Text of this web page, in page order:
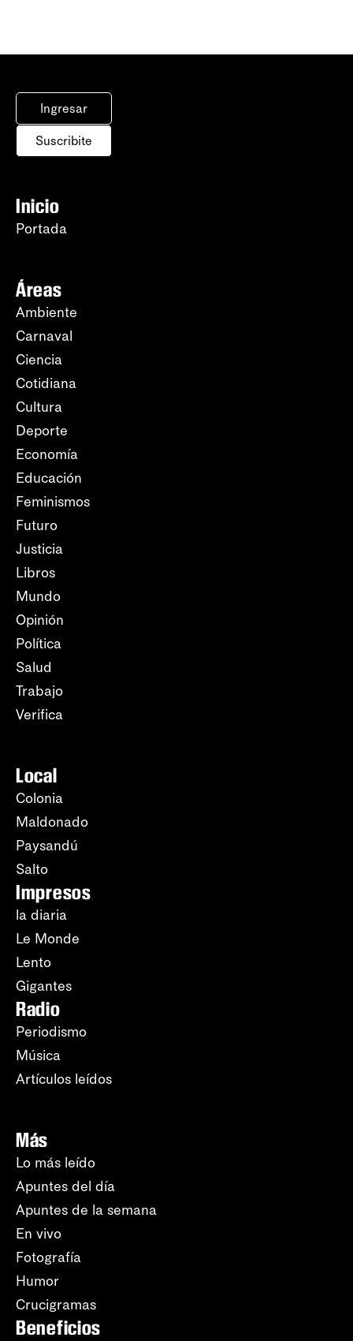
Ingresar
Suscribite
Inicio
Portada
Áreas
Ambiente
Carnaval
Ciencia
Cotidiana
Cultura
Deporte
Economía
Educación
Feminismos
Futuro
Justicia
Libros
Mundo
Opinión
Política
Salud
Trabajo
Verifica
Local
Colonia
Maldonado
Paysandú
Salto
Impresos
la diaria
Le Monde
Lento
Gigantes
Radio
Periodismo
Música
Artículos leídos
Más
Lo más leído
Apuntes del día
Apuntes de la semana
En vivo
Fotografía
Humor
Crucigramas
Beneficios